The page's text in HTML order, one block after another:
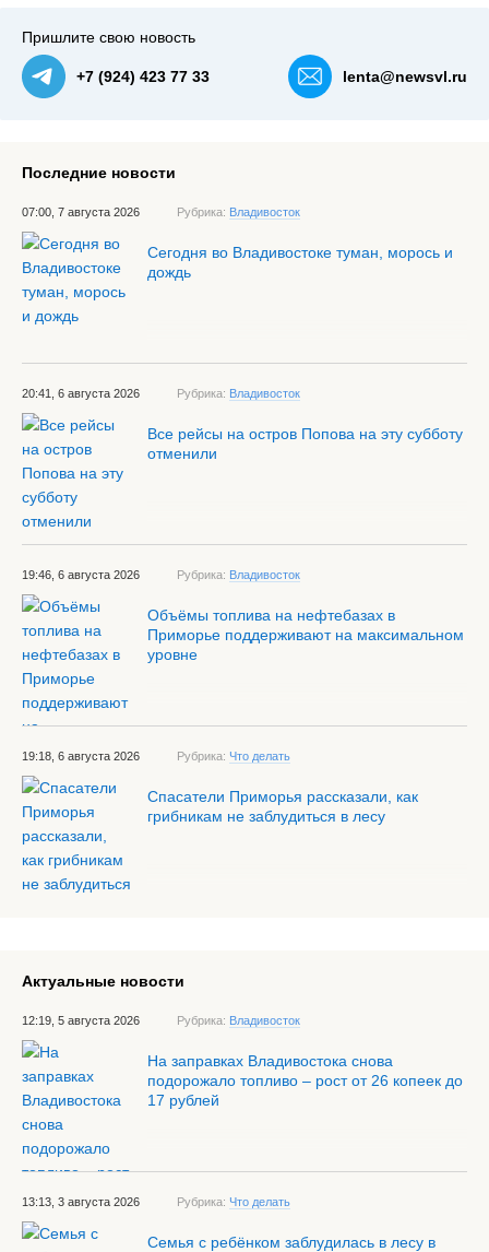
Пришлите свою новость
+7 (924) 423 77 33 lenta@newsvl.ru
Последние новости
07:00, 7 августа 2026 Рубрика: Владивосток
Сегодня во Владивостоке туман, морось и
дождь
20:41, 6 августа 2026 Рубрика: Владивосток
Все рейсы на остров Попова на эту субботу
отменили
19:46, 6 августа 2026 Рубрика: Владивосток
Объёмы топлива на нефтебазах в
Приморье поддерживают на максимальном
уровне
19:18, 6 августа 2026 Рубрика: Что делать
Спасатели Приморья рассказали, как
грибникам не заблудиться в лесу
Актуальные новости
12:19, 5 августа 2026 Рубрика: Владивосток
На заправках Владивостока снова
подорожало топливо – рост от 26 копеек до
17 рублей
13:13, 3 августа 2026 Рубрика: Что делать
Семья с ребёнком заблудилась в лесу в